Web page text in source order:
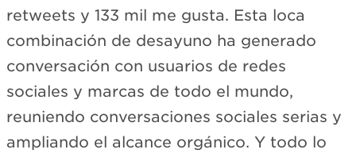
retweets y 133 mil me gusta. Esta loca
combinación de desayuno ha generado
conversación con usuarios de redes
sociales y marcas de todo el mundo,
reuniendo conversaciones sociales serias y
ampliando el alcance orgánico. Y todo lo